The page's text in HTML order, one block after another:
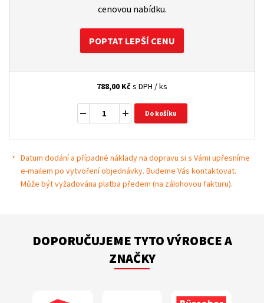
cenovou nabídku.
POPTAT LEPŠÍ CENU
788,00 Kčs DPH / ks
Do košíku
Datum dodání a případné náklady na dopravu si s Vámi upřesníme
e-mailem po vytvoření objednávky. Budeme Vás kontaktovat.
Může být vyžadována platba předem (na zálohovou fakturu).
DOPORUČUJEME TYTO VÝROBCE A
ZNAČKY